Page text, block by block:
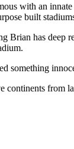
with an
built
Brian has deep
something
continents